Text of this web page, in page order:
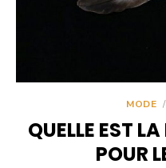
MODE
QUELLE EST
POUR